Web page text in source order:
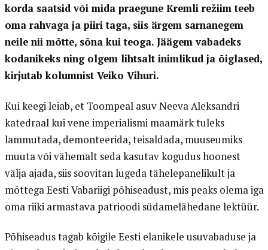
korda saatsid või mida praegune Kremli režiim teeb
oma rahvaga ja piiri taga, siis ärgem sarnanegem
neile nii mõtte, sõna kui teoga. Jäägem vabadeks
kodanikeks ning olgem lihtsalt inimlikud ja õiglased,
kirjutab kolumnist Veiko Vihuri.
Kui keegi leiab, et Toompeal asuv Neeva Aleksandri
katedraal kui vene imperialismi maamärk tuleks
lammutada, demonteerida, teisaldada, muuseumiks
muuta või vähemalt seda kasutav kogudus hoonest
välja ajada, siis soovitan lugeda tähelepanelikult ja
mõttega Eesti Vabariigi põhiseadust, mis peaks olema iga
oma riiki armastava patrioodi südamelähedane lektüür.
Põhiseadus tagab kõigile Eesti elanikele usuvabaduse ja